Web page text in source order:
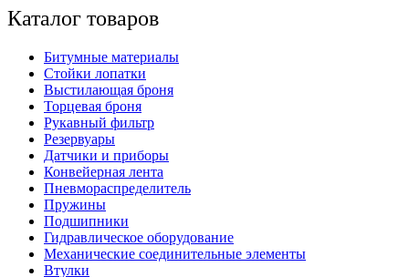
Каталог товаров
Битумные материалы
Стойки лопатки
Выстилающая броня
Торцевая броня
Рукавный фильтр
Резервуары
Датчики и приборы
Конвейерная лента
Пневмораспределитель
Пружины
Подшипники
Гидравлическое оборудование
Механические соединительные элементы
Втулки